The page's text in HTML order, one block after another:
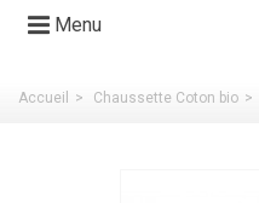
Menu
Accueil > Chaussette Coton bio >